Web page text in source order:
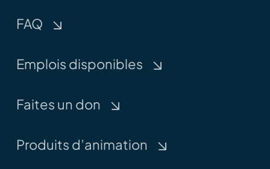
FAQ
Emplois disponibles
Faites un don
Produits d’animation